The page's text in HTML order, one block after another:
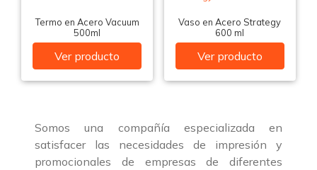
Termo en Acero Vacuum
500ml
Ver producto
Vaso en Acero Strategy
600 ml
Ver producto
Somos una compañía especializada en
satisfacer las necesidades de impresión y
promocionales de empresas de diferentes